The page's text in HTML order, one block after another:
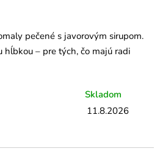
pečené s javorovým sirupom.
hĺbkou – pre tých, čo majú radi
Skladom
11.8.2026